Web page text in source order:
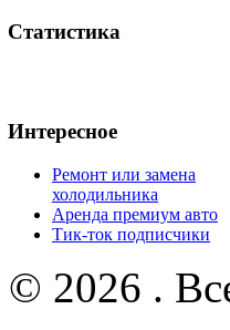
Статистика
Интересное
Ремонт или замена
холодильника
Аренда премиум авто
Тик-ток подписчики
© 2026 .